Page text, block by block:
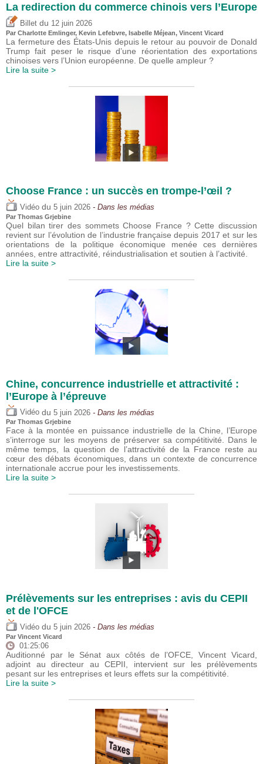
La redirection du commerce chinois vers l’Europe
Billet du 12 juin 2026
Par Charlotte Emlinger, Kevin Lefebvre, Isabelle Méjean, Vincent Vicard
La fermeture des États-Unis depuis le retour au pouvoir de Donald
Trump fait peser le risque d’une réorientation des exportations
chinoises vers l’Union européenne. De quelle ampleur ?
Lire la suite >
Choose France : un succès en trompe-l’œil ?
Vidéo du 5 juin 2026 - Dans les médias
Par Thomas Grjebine
Quel bilan tirer des sommets Choose France ? Cette discussion
revient sur l’évolution de l’industrie française depuis 2017 et sur les
orientations de la politique économique menée ces dernières
années, entre attractivité, réindustrialisation et soutien à l’activité.
Lire la suite >
Chine, concurrence industrielle et attractivité :
l’Europe à l’épreuve
Vidéo du 5 juin 2026 - Dans les médias
Par Thomas Grjebine
Face à la montée en puissance industrielle de la Chine, l’Europe
s’interroge sur les moyens de préserver sa compétitivité. Dans le
même temps, la question de l’attractivité de la France reste au
cœur des débats économiques, dans un contexte de concurrence
internationale accrue pour les investissements.
Lire la suite >
Prélèvements sur les entreprises : avis du CEPII
et de l'OFCE
Vidéo du 5 juin 2026 - Dans les médias
Par Vincent Vicard
01:25:06
Auditionné par le Sénat aux côtés de l’OFCE, Vincent Vicard,
adjoint au directeur au CEPII, intervient sur les prélèvements
pesant sur les entreprises et leurs effets sur la compétitivité.
Lire la suite >